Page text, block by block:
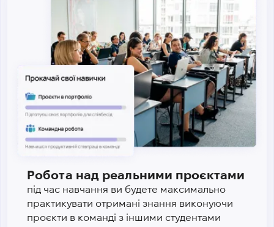
Робота над реальними проєктами
під час навчання ви будете максимально
практикувати отримані знання виконуючи
проєкти в команді з іншими студентами